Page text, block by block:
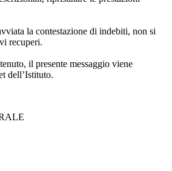
la contestazione di indebiti, non si
recuperi.
il presente messaggio viene
dell’Istituto.